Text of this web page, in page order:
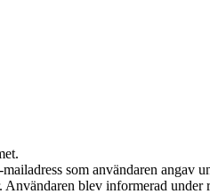
som användaren angav
blev informerad